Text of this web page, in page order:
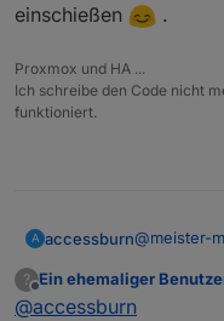
einschießen
.
Proxmox und HA ...
Ich schreibe den Code nicht
funktioniert.
A accessburn@meister-
Touché,
? Ein ehemaliger
@accessburn